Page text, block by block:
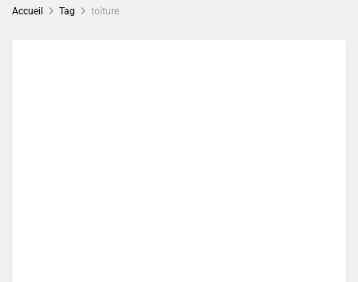
Accueil Tag toiture